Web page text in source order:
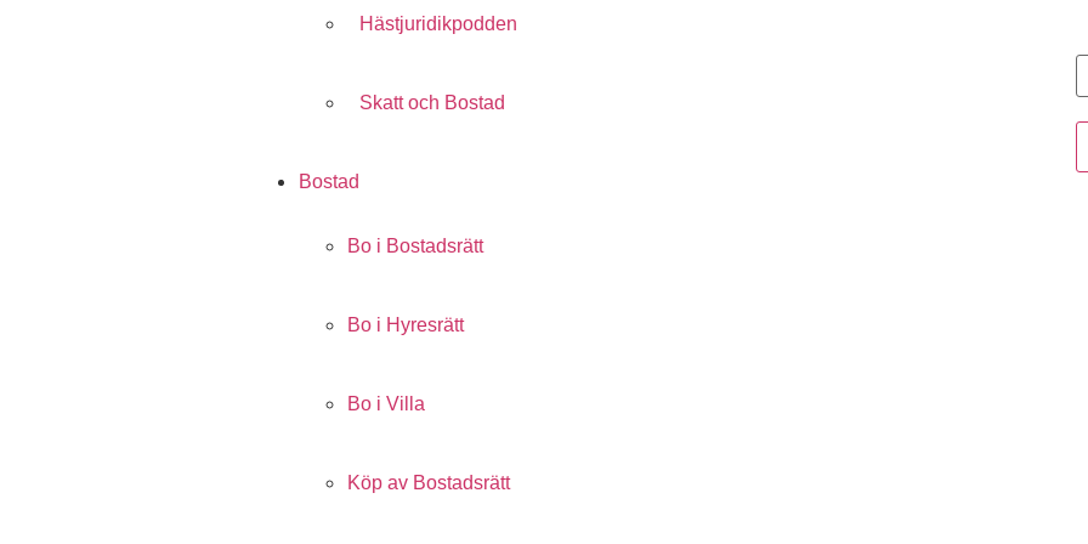
Hästjuridikpodden
Skatt och Bostad
Bostad
Bo i Bostadsrätt
Bo i Hyresrätt
Bo i Villa
Köp av Bostadsrätt